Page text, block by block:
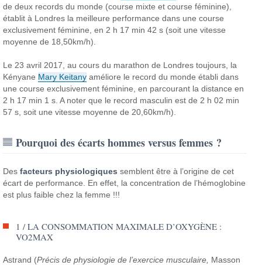
de deux records du monde (course mixte et course féminine),
établit à Londres la meilleure performance dans une course
exclusivement féminine, en 2 h 17 min 42 s (soit une vitesse
moyenne de 18,50km/h).
Le 23 avril 2017, au cours du marathon de Londres toujours, la
Kényane Mary Keitany améliore le record du monde établi dans
une course exclusivement féminine, en parcourant la distance en
2 h 17 min 1 s. A noter que le record masculin est de 2 h 02 min
57 s, soit une vitesse moyenne de 20,60km/h).
Pourquoi des écarts hommes versus femmes ?
Desfacteurs physiologiques semblent être à l’origine de cet
écart de performance. En effet, la concentration de l’hémoglobine
est plus faible chez la femme !!!
1 / LA CONSOMMATION MAXIMALE D’OXYGÈNE :
VO2MAX
Astrand (Précis de physiologie de l’exercice musculaire, Masson